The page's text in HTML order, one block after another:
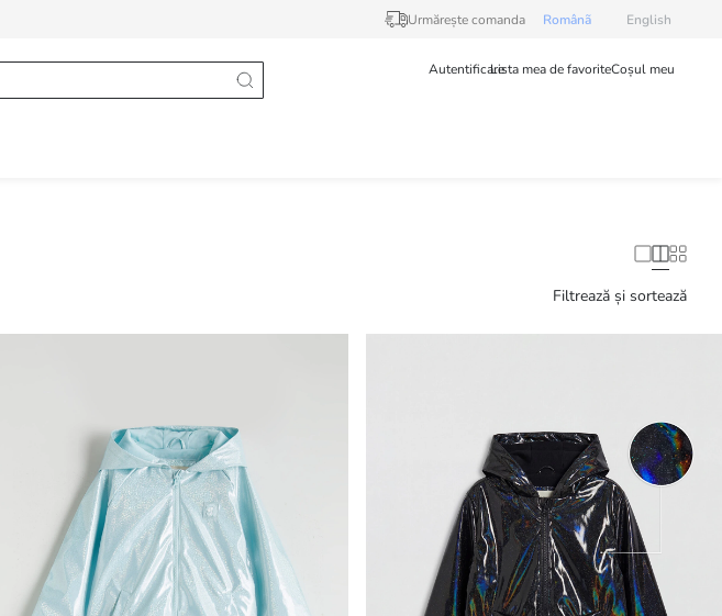
Urmărește comanda Românã English
AutentificareLista mea de favoriteCoșul meu
Filtrează și sortează